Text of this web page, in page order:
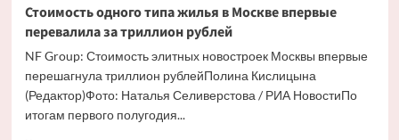
Стоимость одного типа жилья в Москве впервые
перевалила за триллион рублей
NF Group: Стоимость элитных новостроек Москвы впервые
перешагнула триллион рублейПолина Кислицына
(Редактор)Фото: Наталья Селиверстова / РИА НовостиПо
итогам первого полугодия...